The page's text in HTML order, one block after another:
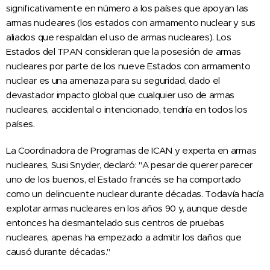
significativamente en número a los países que apoyan las
armas nucleares (los estados con armamento nuclear y sus
aliados que respaldan el uso de armas nucleares). Los
Estados del TPAN consideran que la posesión de armas
nucleares por parte de los nueve Estados con armamento
nuclear es una amenaza para su seguridad, dado el
devastador impacto global que cualquier uso de armas
nucleares, accidental o intencionado, tendría en todos los
países.
La Coordinadora de Programas de ICAN y experta en armas
nucleares, Susi Snyder, declaró: "A pesar de querer parecer
uno de los buenos, el Estado francés se ha comportado
como un delincuente nuclear durante décadas. Todavía hacía
explotar armas nucleares en los años 90 y, aunque desde
entonces ha desmantelado sus centros de pruebas
nucleares, apenas ha empezado a admitir los daños que
causó durante décadas."